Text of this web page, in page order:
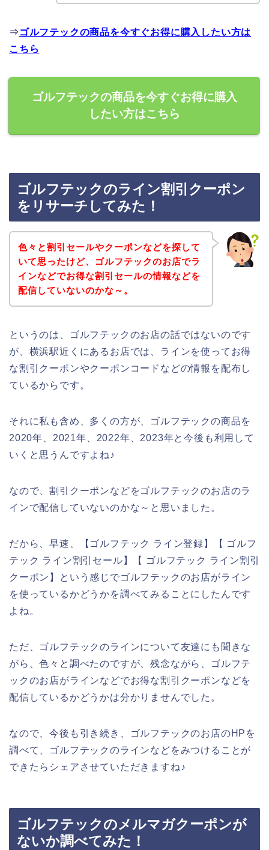
⇒ ゴルフテックの商品を今すぐお得に購入したい方は
こちら
ゴルフテックの商品を今すぐお得に購入
したい方はこちら
ゴルフテックのライン割引クーポン
をリサーチしてみた！
色々と割引セールやクーポンなどを探して
いて思ったけど、ゴルフテックのお店でラ
インなどでお得な割引セールの情報などを
配信していないのかな～。
というのは、ゴルフテックのお店の話ではないのです
が、横浜駅近くにあるお店では、ラインを使ってお得
な割引クーポンやクーポンコードなどの情報を配布し
ているからです。
それに私も含め、多くの方が、ゴルフテックの商品を
2020年、2021年、2022年、2023年と今後も利用して
いくと思うんですよね♪
なので、割引クーポンなどをゴルフテックのお店のラ
インで配信していないのかな～と思いました。
だから、早速、【ゴルフテック ライン登録】【 ゴルフ
テック ライン割引セール】【 ゴルフテック ライン割引
クーポン】という感じでゴルフテックのお店がライン
を使っているかどうかを調べてみることにしたんです
よね。
ただ、ゴルフテックのラインについて友達にも聞きな
がら、色々と調べたのですが、残念ながら、ゴルフテ
ックのお店がラインなどでお得な割引クーポンなどを
配信しているかどうかは分かりませんでした。
なので、今後も引き続き、ゴルフテックのお店のHPを
調べて、ゴルフテックのラインなどをみつけることが
できたらシェアさせていただきますね♪
ゴルフテックのメルマガクーポンが
ないか調べてみた！